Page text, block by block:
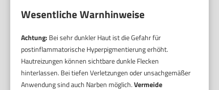
Wesentliche Warnhinweise
Achtung: Bei sehr dunkler Haut ist die Gefahr für
postinflammatorische Hyperpigmentierung erhöht.
Hautreizungen können sichtbare dunkle Flecken
hinterlassen. Bei tiefen Verletzungen oder unsachgemäßer
Anwendung sind auch Narben möglich.Vermeide